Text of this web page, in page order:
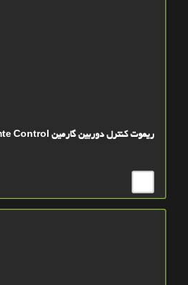
ریموت کنترل دوربین گارمین Garmin Virb Remte Control